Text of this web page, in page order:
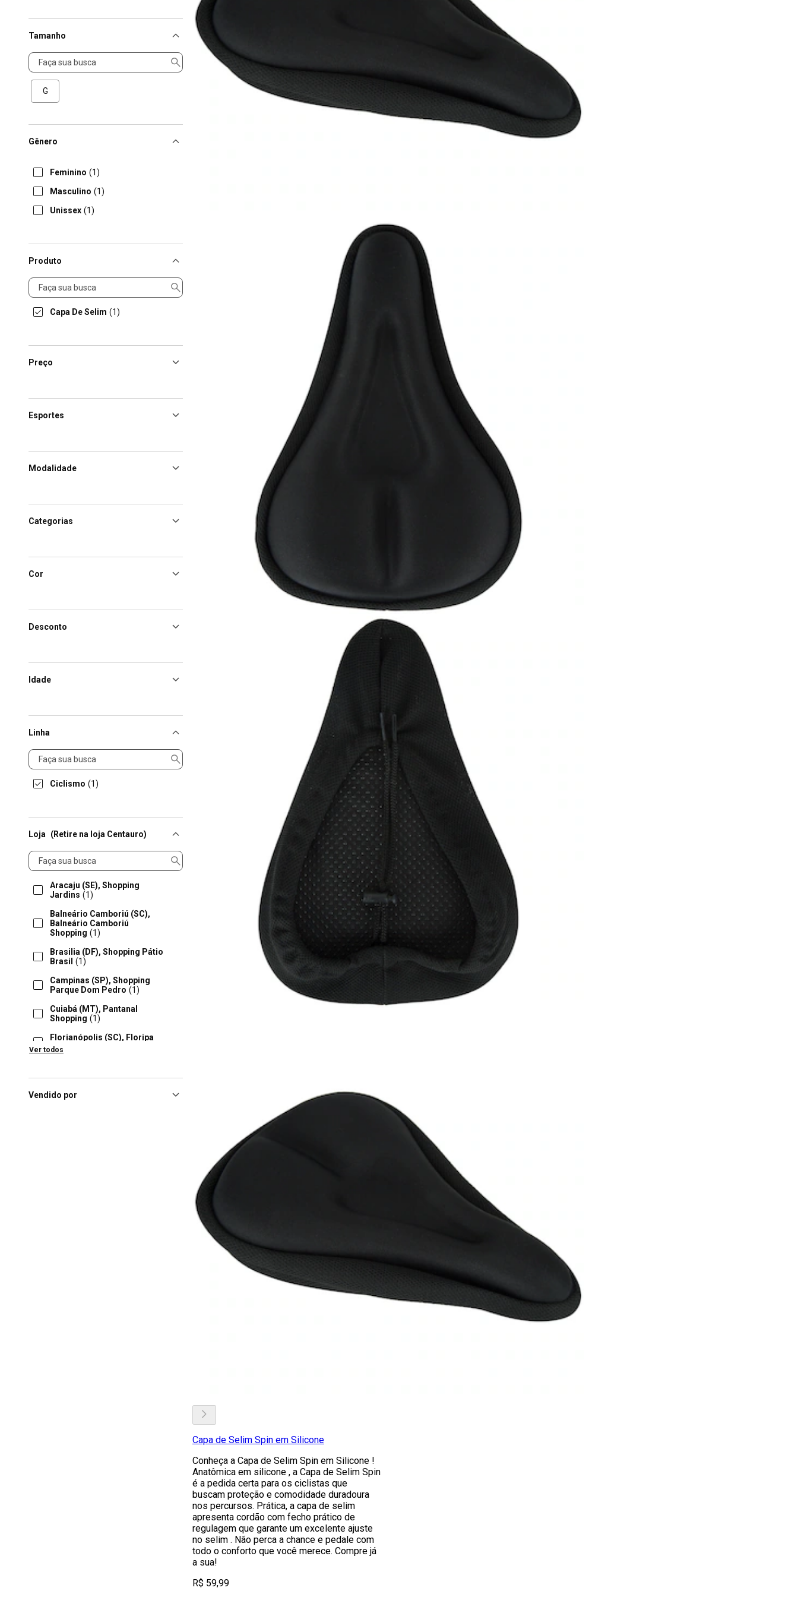
Tamanho
Tamanho
G
Gênero
Feminino (1)
Masculino (1)
Unissex (1)
Produto
Produto
Capa De Selim (1)
Preço
Esportes
Modalidade
Categorias
Cor
Desconto
Idade
Linha
Linha
Ciclismo (1)
Loja (Retire na loja Centauro)
Loja
Aracaju (SE), Shopping
Jardins (1)
Balneário Camboriú (SC),
Balneário Camboriú
Shopping (1)
Brasilia (DF), Shopping Pátio
Brasil (1)
Campinas (SP), Shopping
Parque Dom Pedro (1)
Cuiabá (MT), Pantanal
Shopping (1)
Florianópolis (SC), Floripa
Shopping
Fortaleza (CE), Shopping
Ver todos
Vendido por
Capa de Selim Spin em Silicone
Conheça a Capa de Selim Spin em Silicone !
Anatômica em silicone , a Capa de Selim Spin
é a pedida certa para os ciclistas que
buscam proteção e comodidade duradoura
nos percursos. Prática, a capa de selim
apresenta cordão com fecho prático de
regulagem que garante um excelente ajuste
no selim . Não perca a chance e pedale com
todo o conforto que você merece. Compre já
a sua!
R$ 59,99